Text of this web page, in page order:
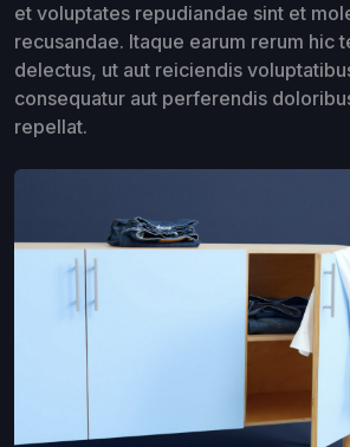
et voluptates repudiandae sint et
recusandae. Itaque earum rerum hic
delectus, ut aut reiciendis
consequatur aut perferendis
repellat.